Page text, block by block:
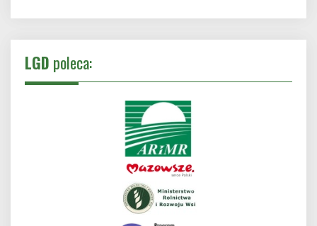
LGD poleca: